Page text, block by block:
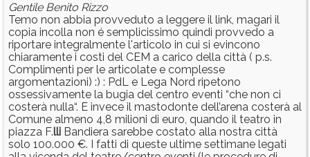
Gentile Benito Rizzo
Temo non abbia provveduto a leggere il link, magari il
copia incolla non é semplicissimo quindi provvedo a
riportare integralmente l'articolo in cui si evincono
chiaramente i costi del CEM a carico della città ( p.s.
Complimenti per le articolate e complesse
argomentazioni) :) : PdL e Lega Nord ripetono
ossessivamente la bugia del centro eventi “che non ci
costerà nulla“. E invece il mastodonte dell’arena costerà al
Comune almeno 4,8 milioni di euro, quando il teatro in
piazza F.lli Bandiera sarebbe costato alla nostra città
solo 100.000 €. I fatti di queste ultime settimane legati